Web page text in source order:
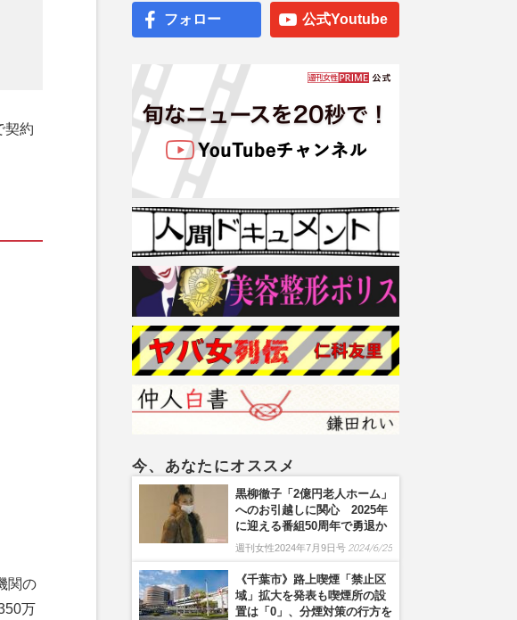
契約
関の
万
フォロー 公式Youtube
今、あなたにオススメ
黒柳徹子「2億円老人ホーム」
へのお引越しに関心 2025年
に迎える番組50周年で勇退か
週刊女性2024年7月9日号 2024/6/25
《千葉市》路上喫煙「禁止区
域」拡大を発表も喫煙所の設
置は「0」、分煙対策の行方を